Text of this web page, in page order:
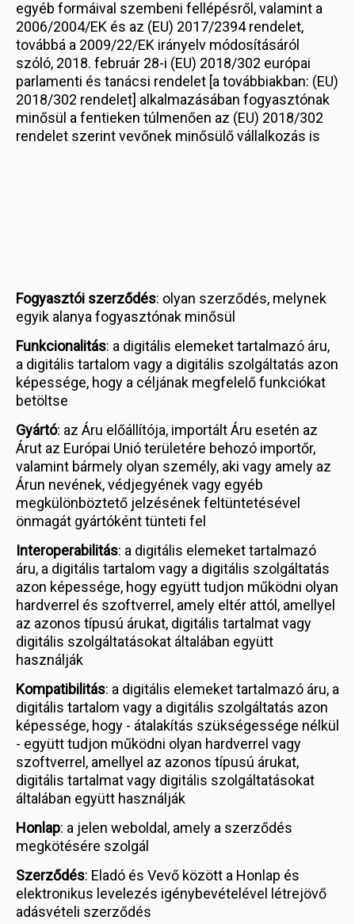
egyéb formáival szembeni fellépésről, valamint a
2006/2004/EK és az (EU) 2017/2394 rendelet,
továbbá a 2009/22/EK irányelv módosításáról
szóló, 2018. február 28-i (EU) 2018/302 európai
parlamenti és tanácsi rendelet [a továbbiakban: (EU)
2018/302 rendelet] alkalmazásában fogyasztónak
minősül a fentieken túlmenően az (EU) 2018/302
rendelet szerint vevőnek minősülő vállalkozás is
Fogyasztói szerződés: olyan szerződés, melynek
egyik alanya fogyasztónak minősül
Funkcionalitás: a digitális elemeket tartalmazó áru,
a digitális tartalom vagy a digitális szolgáltatás azon
képessége, hogy a céljának megfelelő funkciókat
betöltse
Gyártó: az Áru előállítója, importált Áru esetén az
Árut az Európai Unió területére behozó importőr,
valamint bármely olyan személy, aki vagy amely az
Árun nevének, védjegyének vagy egyéb
megkülönböztető jelzésének feltüntetésével
önmagát gyártóként tünteti fel
Interoperabilitás: a digitális elemeket tartalmazó
áru, a digitális tartalom vagy a digitális szolgáltatás
azon képessége, hogy együtt tudjon működni olyan
hardverrel és szoftverrel, amely eltér attól, amellyel
az azonos típusú árukat, digitális tartalmat vagy
digitális szolgáltatásokat általában együtt
használják
Kompatibilitás: a digitális elemeket tartalmazó áru, a
digitális tartalom vagy a digitális szolgáltatás azon
képessége, hogy - átalakítás szükségessége nélkül
- együtt tudjon működni olyan hardverrel vagy
szoftverrel, amellyel az azonos típusú árukat,
digitális tartalmat vagy digitális szolgáltatásokat
általában együtt használják
Honlap: a jelen weboldal, amely a szerződés
megkötésére szolgál
Szerződés: Eladó és Vevő között a Honlap és
elektronikus levelezés igénybevételével létrejövő
adásvételi szerződés